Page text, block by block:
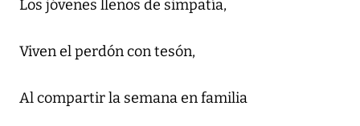
Los jóvenes llenos de simpatía,
Viven el perdón con tesón,
Al compartir la semana en familia